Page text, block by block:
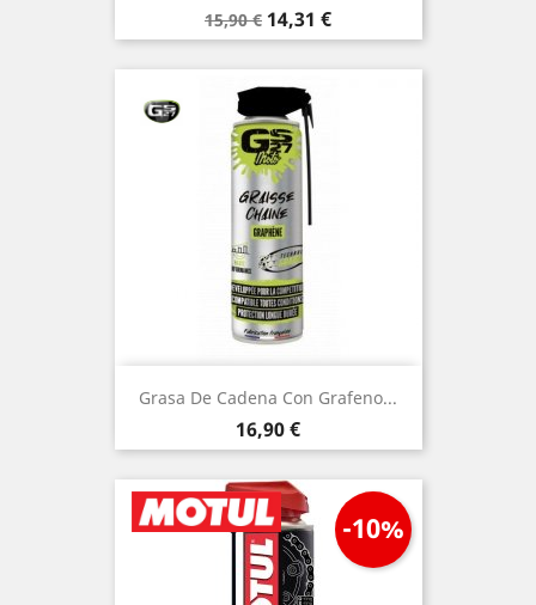
Precio
base
15,90 € Precio
14,31 €
Grasa De Cadena Con Grafeno...
Precio
16,90 €
-10%